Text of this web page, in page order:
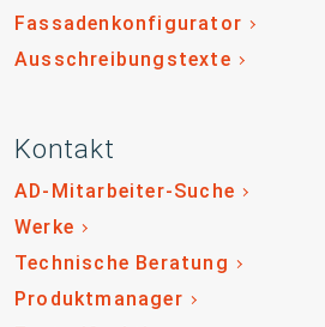
Fassadenkonfigurator
Ausschreibungstexte
Kontakt
AD-Mitarbeiter-Suche
Werke
Technische Beratung
Produktmanager